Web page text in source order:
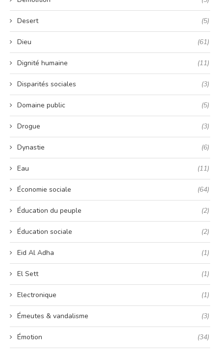
Desert (5)
Dieu (61)
Dignité humaine (11)
Disparités sociales (3)
Domaine public (5)
Drogue (3)
Dynastie (6)
Eau (11)
Économie sociale (64)
Éducation du peuple (2)
Éducation sociale (2)
Eid Al Adha (1)
El Sett (1)
Electronique (1)
Émeutes & vandalisme (3)
Émotion (34)